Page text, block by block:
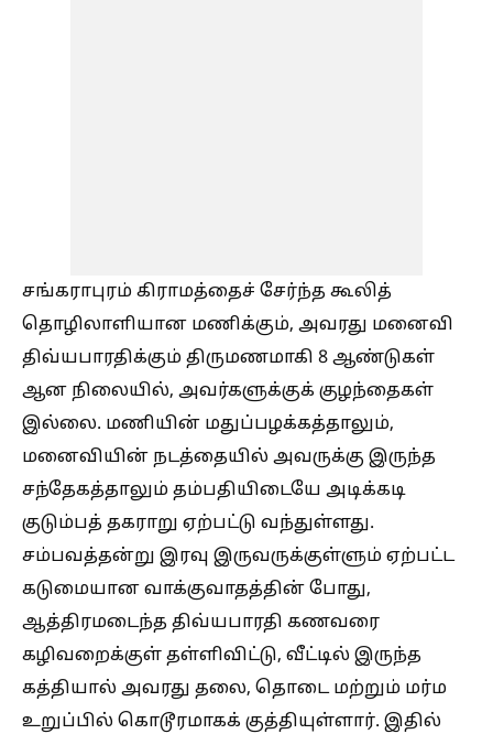
சங்கராபுரம் கிராமத்தைச் சேர்ந்த கூலித்
தொழிலாளியான மணிக்கும், அவரது மனைவி
திவ்யபாரதிக்கும் திருமணமாகி 8 ஆண்டுகள்
ஆன நிலையில், அவர்களுக்குக் குழந்தைகள்
இல்லை. மணியின் மதுப்பழக்கத்தாலும்,
மனைவியின் நடத்தையில் அவருக்கு இருந்த
சந்தேகத்தாலும் தம்பதியிடையே அடிக்கடி
குடும்பத் தகராறு ஏற்பட்டு வந்துள்ளது.
சம்பவத்தன்று இரவு இருவருக்குள்ளும் ஏற்பட்ட
கடுமையான வாக்குவாதத்தின் போது,
ஆத்திரமடைந்த திவ்யபாரதி கணவரை
கழிவறைக்குள் தள்ளிவிட்டு, வீட்டில் இருந்த
கத்தியால் அவரது தலை, தொடை மற்றும் மர்ம
உறுப்பில் கொடூரமாகக் குத்தியுள்ளார். இதில்